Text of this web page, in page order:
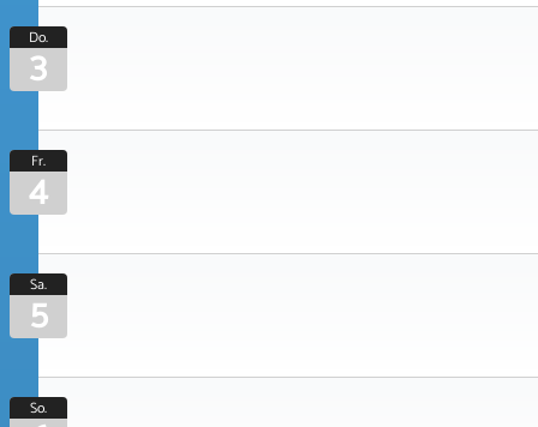
Do.
3
Fr.
4
Sa.
5
So.